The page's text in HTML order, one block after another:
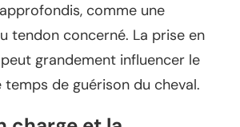
comme une
tendon concerné. La prise en
grandement influencer le
de guérison du cheval.